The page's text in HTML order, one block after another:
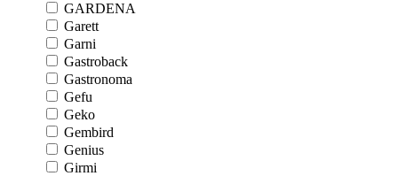
GARDENA
Garett
Garni
Gastroback
Gastronoma
Gefu
Geko
Gembird
Genius
Girmi